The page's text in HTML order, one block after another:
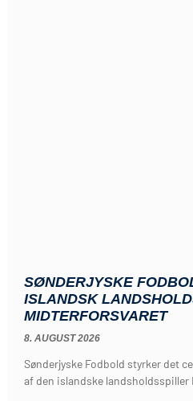
SØNDERJYSKE
ISLANDSK
MIDTERFORSVARET
8. AUGUST 2026
Sønderjyske Fodbold styrker det
af den islandske landsholdsspiller